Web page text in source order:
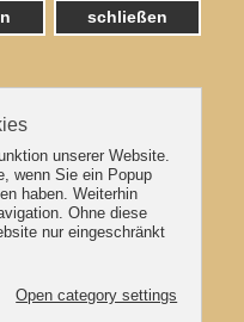
Richtlinie
verstanden:
oder
Vertrag mit einem